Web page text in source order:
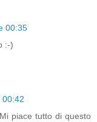
00:35
:-)
00:42
piace tutto di questo